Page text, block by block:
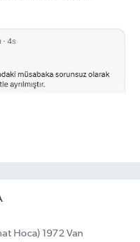
Hoca) 1972 Van